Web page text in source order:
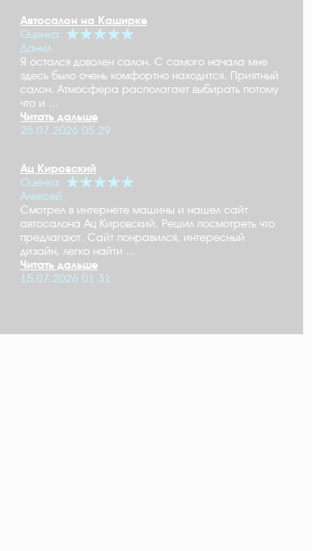
Автосалон на Каширке
Оценка:
Данил
Я остался доволен салон. С самого начала мне
здесь было очень комфортно находится. Приятный
салон. Атмосфера располагает выбирать потому
что и ...
Читать дальше
25.07.2026 05:29
Ац Кировский
Оценка:
Алексей
Смотрел в интернете машины и нашел сайт
автосалона Ац Кировский. Решил посмотреть что
предлагают. Сайт понравился, интересный
дизайн, легко найти ...
Читать дальше
15.07.2026 01:31